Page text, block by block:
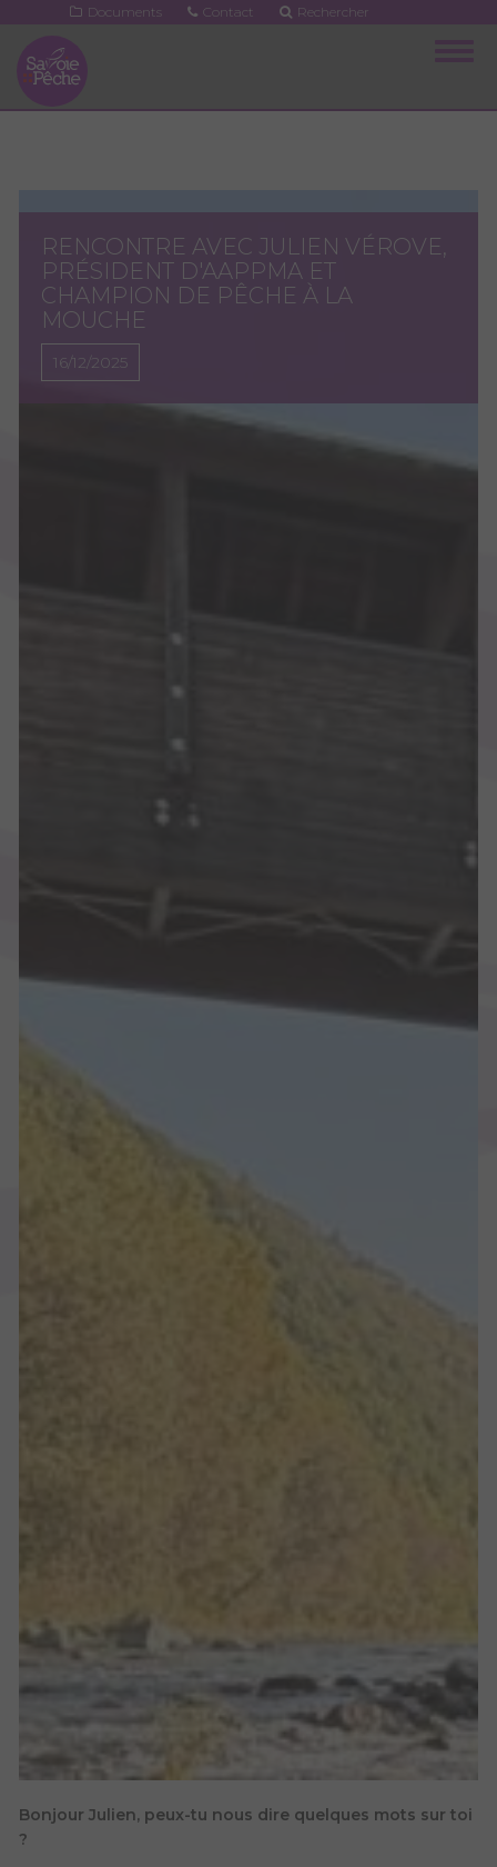
contenu
principal
Documents Contact Rechercher
RENCONTRE AVEC JULIEN VÉROVE,
PRÉSIDENT D'AAPPMA ET
CHAMPION DE PÊCHE À LA
MOUCHE
16/12/2025
Bonjour Julien, peux-tu nous dire quelques mots sur toi
?